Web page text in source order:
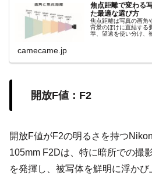
焦点距離で変わる
た最適な選び方
焦点距離は写真の画角
背景のぼけに直結する
準、望遠を使い分け、
camecame.jp
開放F値：F2
開放F値がF2の明るさを持つ
105mm F2Dは、特に暗所での撮
を発揮し、被写体を鮮明に浮か